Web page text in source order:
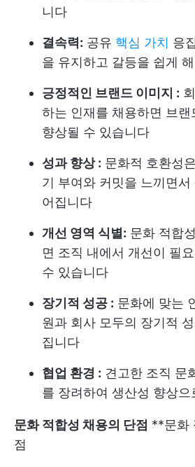
니다
결속력: 공유 핵심 가치 응
을 유지하고 갈등을 쉽게
긍정적인 브랜드 이미지 :
하는 인재를 채용하면 브랜
향상될 수 있습니다
성과 향상 : 문화적 호환성
기 부여와 커밋을 느끼면서
어집니다
개선 영역 식별: 문화 적합
면 조직 내에서 개선이 필
수 있습니다
장기적 성공 : 문화에 맞는
원과 회사 모두의 장기적
집니다
협업 환경 : 견고한 조직 문
를 장려하여 생산성 향상
문화 적합성 채용의 단점 **문화
점